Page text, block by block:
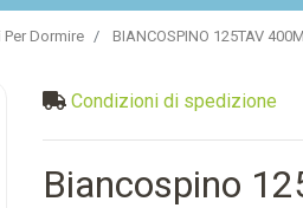
Dormire BIANCOSPINO 125TAV
Condizioni di spedizione
Biancospino